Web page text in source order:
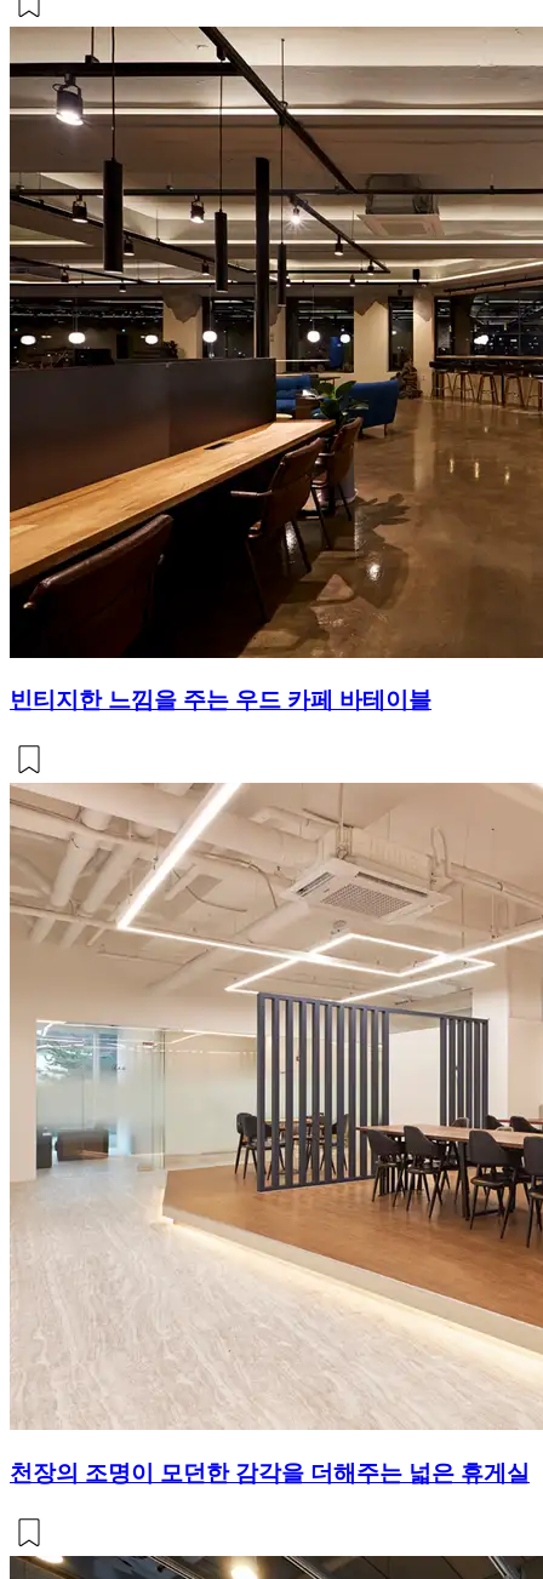
빈티지한 느낌을 주는 우드 카페 바테이블
천장의 조명이 모던한 감각을 더해주는 넓은 휴게실